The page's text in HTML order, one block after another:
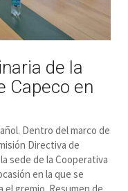
de la
Capeco en
Dentro del marco de
Directiva de
sede de la Cooperativa
en la que se